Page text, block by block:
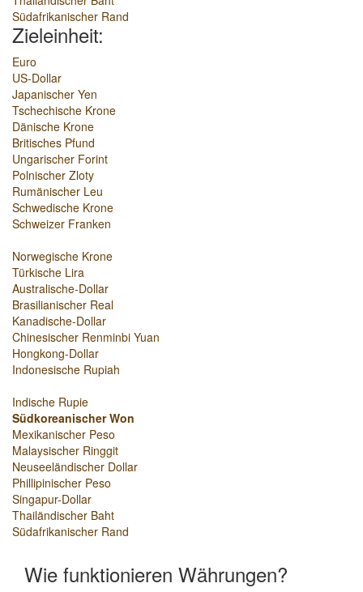
Südafrikanischer Rand
Zieleinheit:
Euro
US-Dollar
Japanischer Yen
Tschechische Krone
Dänische Krone
Britisches Pfund
Ungarischer Forint
Polnischer Zloty
Rumänischer Leu
Schwedische Krone
Schweizer Franken
Norwegische Krone
Türkische Lira
Australische-Dollar
Brasilianischer Real
Kanadische-Dollar
Chinesischer Renminbi Yuan
Hongkong-Dollar
Indonesische Rupiah
Indische Rupie
Südkoreanischer Won
Mexikanischer Peso
Malaysischer Ringgit
Neuseeländischer Dollar
Phillipinischer Peso
Singapur-Dollar
Thailändischer Baht
Südafrikanischer Rand
Wie funktionieren Währungen?